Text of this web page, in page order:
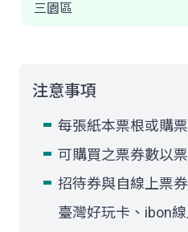
三園區
注意事項
每張紙本票根或購
可購買之票券數以
招待券與自線上票
臺灣好玩卡、ibon